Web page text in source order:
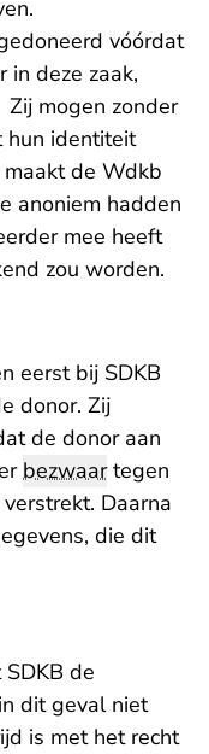
vóórdat
in deze zaak,
mogen zonder
hun identiteit
de Wdkb
anoniem hadden
mee heeft
zou worden.
eerst bij SDKB
donor. Zij
de donor aan
bezwaartegen
Daarna
die dit
de
dit geval niet
is met het recht